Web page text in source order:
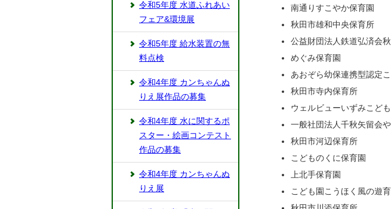
南通りすこやか保育園
秋田市雄和中央保育所
公益財団法人鉄道弘済会
めぐみ保育園
あおぞら幼保連携型認定
秋田市寺内保育所
ウェルビューいずみこど
一般社団法人千秋矢留会
秋田市河辺保育所
こどものくに保育園
上北手保育園
こども園こうほく風の遊
令和5年度 水道ふれあい
フェア&環境展
令和5年度 給水装置の無
料点検
令和4年度 カンちゃんぬ
りえ展作品の募集
令和4年度 水に関するポ
スター・絵画コンテスト
作品の募集
令和4年度 カンちゃんぬ
りえ展